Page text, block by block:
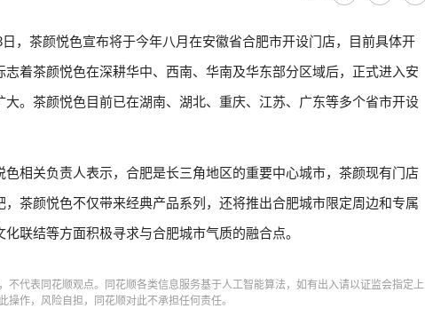
，茶颜悦色宣布将于今年八月在安徽省合肥市开设门店，目前具体开
着茶颜悦色在深耕华中、西南、华南及华东部分区域后，正式进入安
。茶颜悦色目前已在湖南、湖北、重庆、江苏、广东等多个省市开设
色相关负责人表示，合肥是长三角地区的重要中心城市，茶颜现有门店
茶颜悦色不仅带来经典产品系列，还将推出合肥城市限定周边和专属
联结等方面积极寻求与合肥城市气质的融合点。
不代表同花顺观点。同花顺各类信息服务基于人工智能算法，如有出入请以证监会指定上
作，风险自担，同花顺对此不承担任何责任。